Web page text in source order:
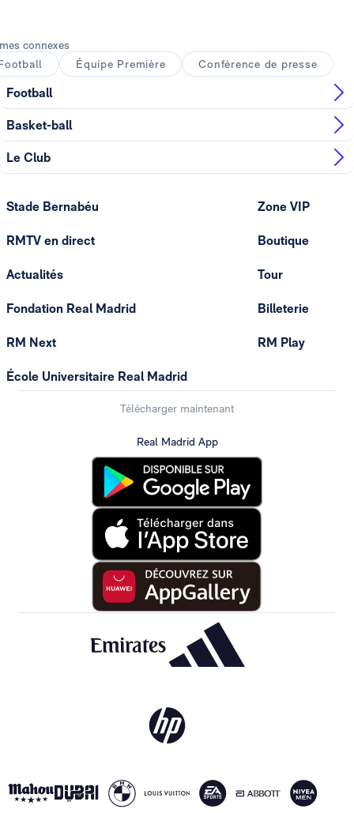
connexes
Équipe Première Conférence de presse
Football
Basket-ball
Le Club
Stade Bernabéu
RMTV en direct
Actualités
Fondation Real Madrid
RM Next
École Universitaire Real Madrid
Zone VIP
Boutique
Tour
Billeterie
RM Play
Télécharger maintenant
Real Madrid App